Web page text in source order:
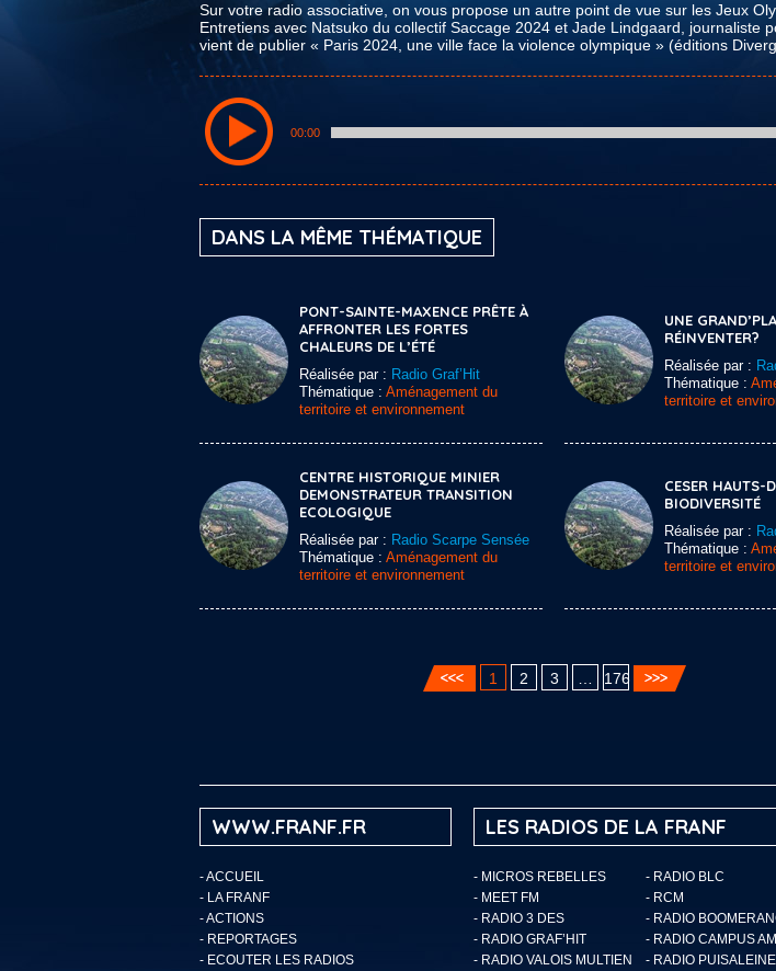
Sur votre radio associative, on vous propose un autre point de vue sur les Jeux
Entretiens avec Natsuko du collectif Saccage 2024 et Jade Lindgaard, journaliste
vient de publier « Paris 2024, une ville face la violence olympique » (éditions
00:00
DANS LA MÊME THÉMATIQUE
PONT-SAINTE-MAXENCE PRÊTE À
AFFRONTER LES FORTES
CHALEURS DE L’ÉTÉ
Réalisée par : Radio Graf’Hit
Thématique : Aménagement du
territoire et environnement
UNE
RÉINVENTER?
Réalisée par :
Thématique :
territoire et
CENTRE HISTORIQUE MINIER
DEMONSTRATEUR TRANSITION
ECOLOGIQUE
Réalisée par : Radio Scarpe Sensée
Thématique : Aménagement du
territoire et environnement
CESER HAUTS-
BIODIVERSITÉ
Réalisée par :
Thématique :
territoire et
1 2 3 176
WWW.FRANF.FR
-ACCUEIL
- LA FRANF
-ACTIONS
- REPORTAGES
- ECOUTER LES RADIOS
LES RADIOS DE LA FRANF
- MICROS REBELLES
- RADIO BLC
- MEET FM
- RCM
- RADIO 3 DES
- RADIO
- RADIO GRAF’HIT
- RADIO CAMPUS
- RADIO VALOIS MULTIEN
- RADIO PUISALEINE